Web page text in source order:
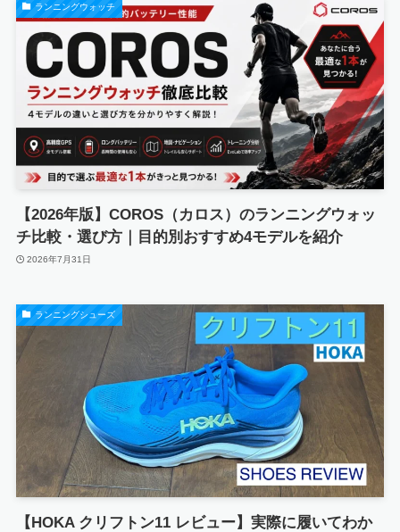
ランニングウォッチ
【2026年版】COROS（カロス）のランニングウォッ
チ比較・選び方｜目的別おすすめ4モデルを紹介
2026年7月31日
ランニングシューズ
【HOKA クリフトン11 レビュー】実際に履いてわか